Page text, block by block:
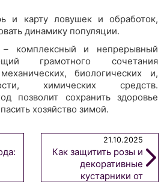
и карту ловушек и обработок,
динамику популяции.
комплексный и непрерывный
грамотного сочетания
биологических и,
химических средств.
позволит сохранить здоровье
хозяйство зимой.
21.10.2025
Как защитить розы и
декоративные
кустарники от